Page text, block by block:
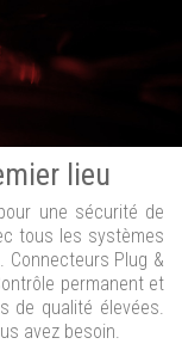
lieu
une sécurité de
tous les systèmes
Plug &
permanent et
de qualité élevées.
avez besoin.